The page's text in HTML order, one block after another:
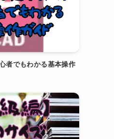
者でもわかる基本操作